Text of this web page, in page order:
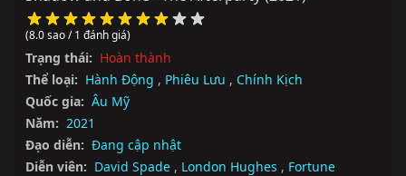
(8.0 sao / 1 đánh giá)
Trạng thái: Hoàn thành
Thể loại: Hành Động , Phiêu Lưu , Chính Kịch
Quốc gia: Âu Mỹ
Năm: 2021
Đạo diễn: Đang cập nhật
Diễn viên: David Spade , London Hughes , Fortune